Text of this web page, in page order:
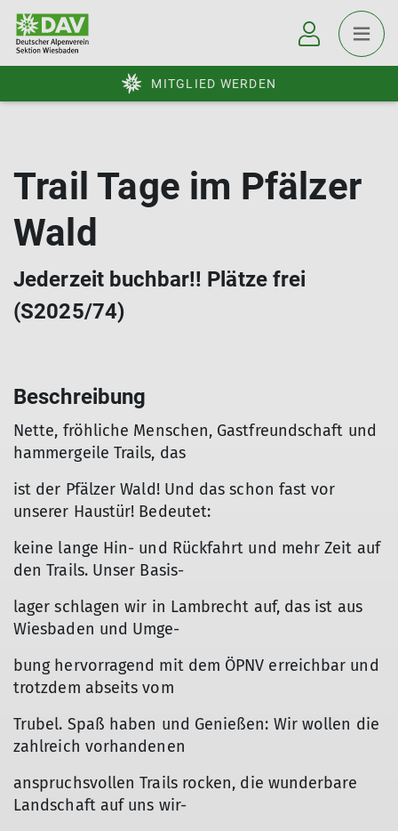
MITGLIED WERDEN
Trail Tage im Pfälzer
Wald
Jederzeit buchbar!! Plätze frei
(S2025/74)
Beschreibung
Nette, fröhliche Menschen, Gastfreundschaft und
hammergeile Trails, das
ist der Pfälzer Wald! Und das schon fast vor
unserer Haustür! Bedeutet:
keine lange Hin- und Rückfahrt und mehr Zeit auf
den Trails. Unser Basis-
lager schlagen wir in Lambrecht auf, das ist aus
Wiesbaden und Umge-
bung hervorragend mit dem ÖPNV erreichbar und
trotzdem abseits vom
Trubel. Spaß haben und Genießen: Wir wollen die
zahlreich vorhandenen
anspruchsvollen Trails rocken, die wunderbare
Landschaft auf uns wir-